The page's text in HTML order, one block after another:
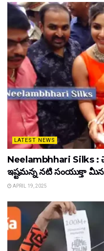
LATEST NEWS
Neelambhhari Silks
ఇష్టమన్న నటి సంయుక్తా
APRIL 19, 2025